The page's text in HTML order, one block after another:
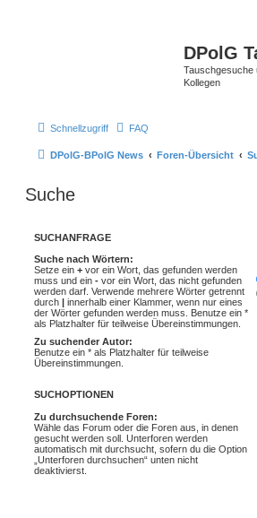
DPolG
Tauschgesuche
Kollegen
Schnellzugriff FAQ
DPolG-BPolG News Foren-Übersicht
Suche
SUCHANFRAGE
Suche nach Wörtern:
Setze ein + vor ein Wort, das gefunden werden
muss und ein - vor ein Wort, das nicht gefunden
werden darf. Verwende mehrere Wörter getrennt
durch | innerhalb einer Klammer, wenn nur eines
der Wörter gefunden werden muss. Benutze ein *
als Platzhalter für teilweise Übereinstimmungen.
Zu suchender Autor:
Benutze ein * als Platzhalter für teilweise
Übereinstimmungen.
SUCHOPTIONEN
Zu durchsuchende Foren:
Wähle das Forum oder die Foren aus, in denen
gesucht werden soll. Unterforen werden
automatisch mit durchsucht, sofern du die Option
„Unterforen durchsuchen“ unten nicht
deaktivierst.